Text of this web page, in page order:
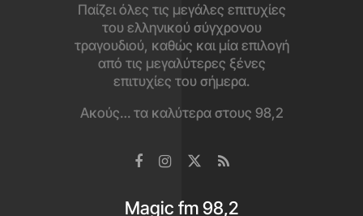
Παίζει όλες τις μεγάλες επιτυχίες
του ελληνικού σύγχρονου
τραγουδιού, καθώς και μία επιλογή
από τις μεγαλύτερες ξένες
επιτυχίες του σήμερα.
Ακούς… τα καλύτερα στους 98,2
Magic fm 98,2